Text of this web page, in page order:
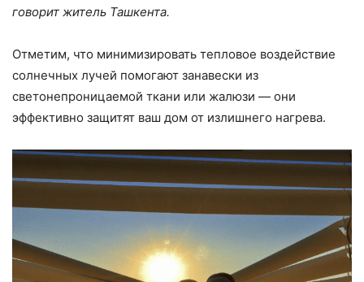
говорит житель Ташкента.
Отметим, что минимизировать тепловое воздействие
солнечных лучей помогают занавески из
светонепроницаемой ткани или жалюзи — они
эффективно защитят ваш дом от излишнего нагрева.